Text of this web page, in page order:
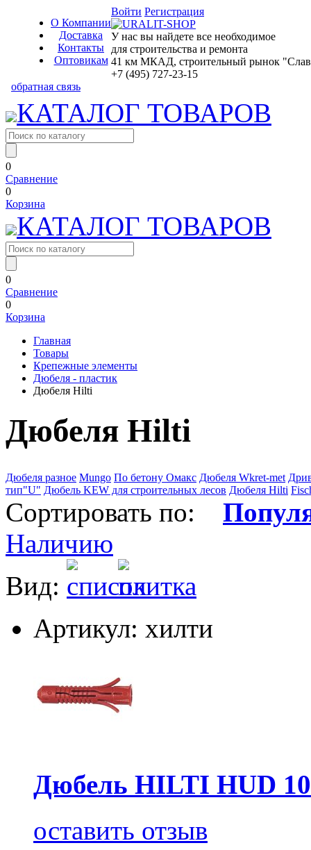
О Компании
Доставка
Контакты
Оптовикам
Войти Регистрация
У нас вы найдете все необходимое
для строительства и ремонта
41 км МКАД, строительный рынок
+7 (495) 727-23-15
обратная связь
КАТАЛОГ ТОВАРОВ
0
Сравнение
0
Корзина
КАТАЛОГ ТОВАРОВ
0
Сравнение
0
Корзина
Главная
Товары
Крепежные элементы
Дюбеля - пластик
Дюбеля Hilti
Дюбеля Hilti
Дюбеля разное Mungo По бетону Омакс Дюбеля Wkret-met
тип"U" Дюбель KEW для строительных лесов Дюбеля Hilti
Сортировать по:
Наличию
Вид:
Артикул: хилти
Дюбель HILTI HUD
оставить отзыв